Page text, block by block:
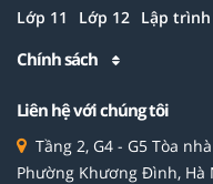
Lớp 11 Lớp 12 Lập trình
Chính sách
Liên hệ với chúng tôi
Tầng 2, G4 - G5 Tòa
Phường Khương Đình, Hà